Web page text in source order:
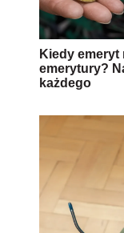
Kiedy emeryt
emerytury?
każdego